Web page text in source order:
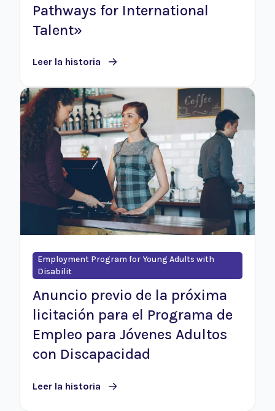
Pathways for International
Talent»
Leer la historia
Employment Program for Young Adults with
Disabilit
Anuncio previo de la próxima
licitación para el Programa de
Empleo para Jóvenes Adultos
con Discapacidad
Leer la historia